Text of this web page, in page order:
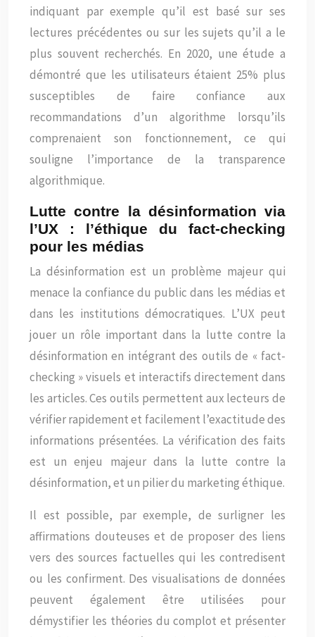
indiquant par exemple qu’il est basé sur ses
lectures précédentes ou sur les sujets qu’il a le
plus souvent recherchés. En 2020, une étude a
démontré que les utilisateurs étaient 25% plus
susceptibles de faire confiance aux
recommandations d’un algorithme lorsqu’ils
comprenaient son fonctionnement, ce qui
souligne l’importance de la transparence
algorithmique.
Lutte contre la désinformation via
l’UX : l’éthique du fact-checking
pour les médias
La désinformation est un problème majeur qui
menace la confiance du public dans les médias et
dans les institutions démocratiques. L’UX peut
jouer un rôle important dans la lutte contre la
désinformation en intégrant des outils de « fact-
checking » visuels et interactifs directement dans
les articles. Ces outils permettent aux lecteurs de
vérifier rapidement et facilement l’exactitude des
informations présentées. La vérification des faits
est un enjeu majeur dans la lutte contre la
désinformation, et un pilier du marketing éthique.
Il est possible, par exemple, de surligner les
affirmations douteuses et de proposer des liens
vers des sources factuelles qui les contredisent
ou les confirment. Des visualisations de données
peuvent également être utilisées pour
démystifier les théories du complot et présenter